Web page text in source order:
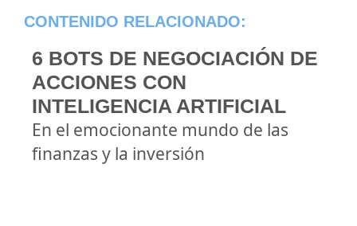
CONTENIDO RELACIONADO:
6 BOTS DE NEGOCIACIÓN DE
ACCIONES CON
INTELIGENCIA ARTIFICIAL
En el emocionante mundo de las
finanzas y la inversión